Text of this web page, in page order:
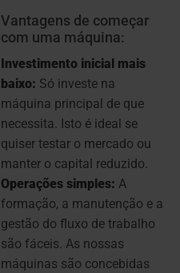
Vantagens de começar
com uma máquina:
Investimento inicial mais
baixo: Só investe na
máquina principal de que
necessita. Isto é ideal se
quiser testar o mercado ou
manter o capital reduzido.
Operações simples: A
formação, a manutenção e a
gestão do fluxo de trabalho
são fáceis. As nossas
máquinas são concebidas